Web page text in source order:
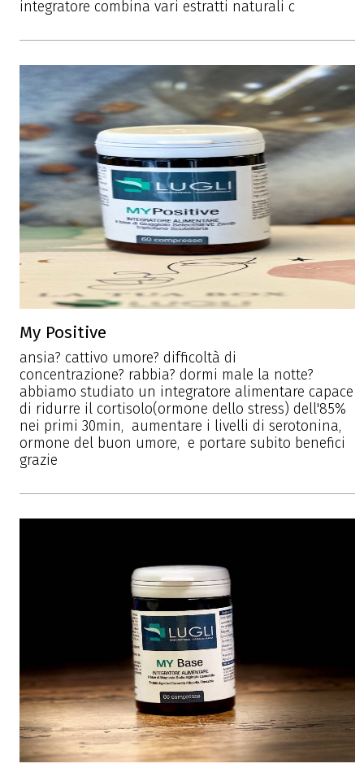
integratore combina vari estratti naturali c
My Positive
ansia? cattivo umore? difficoltà di
concentrazione? rabbia? dormi male la notte?
abbiamo studiato un integratore alimentare capace
di ridurre il cortisolo(ormone dello stress) dell'85%
nei primi 30min, aumentare i livelli di serotonina,
ormone del buon umore, e portare subito benefici
grazie